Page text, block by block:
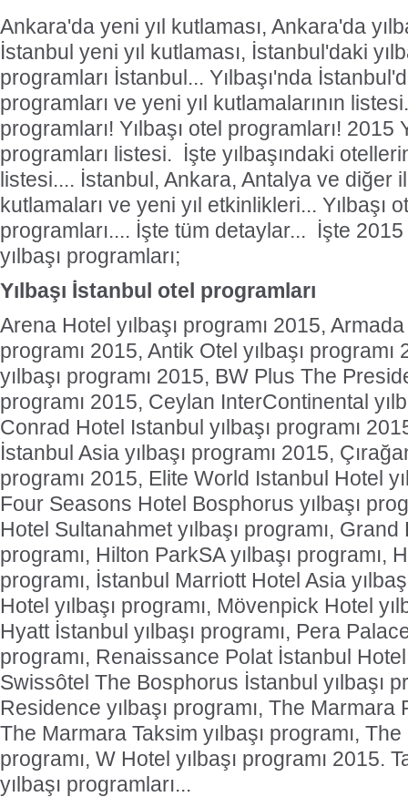
Ankara'da yeni yıl kutlaması, Ankara'da
İstanbul yeni yıl kutlaması, İstanbul'daki
programları İstanbul... Yılbaşı'nda
programları ve yeni yıl kutlamalarının
programları! Yılbaşı otel programları! 2015
programları listesi. İşte yılbaşındaki
listesi.... İstanbul, Ankara, Antalya ve diğer
kutlamaları ve yeni yıl etkinlikleri... Yılbaşı
programları.... İşte tüm detaylar... İşte
yılbaşı programları;
Yılbaşı İstanbul otel programları
Arena Hotel yılbaşı programı 2015, Armada
programı 2015, Antik Otel yılbaşı
yılbaşı programı 2015, BW Plus The
programı 2015, Ceylan InterContinental
Conrad Hotel Istanbul yılbaşı programı
İstanbul Asia yılbaşı programı 2015,
programı 2015, Elite World Istanbul Hotel
Four Seasons Hotel Bosphorus yılbaşı
Hotel Sultanahmet yılbaşı programı, Grand
programı, Hilton ParkSA yılbaşı programı,
programı, İstanbul Marriott Hotel Asia
Hotel yılbaşı programı, Mövenpick Hotel
Hyatt İstanbul yılbaşı programı, Pera
programı, Renaissance Polat İstanbul Hotel
Swissôtel The Bosphorus İstanbul yılbaşı
Residence yılbaşı programı, The Marmara
The Marmara Taksim yılbaşı programı,
programı, W Hotel yılbaşı programı 2015.
yılbaşı programları...